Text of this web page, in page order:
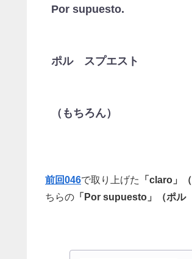
Por supuesto.
ポル スプエスト
（もちろん）
前回046で取り上げた 「claro」
ちらの 「Por supuesto」（ポル